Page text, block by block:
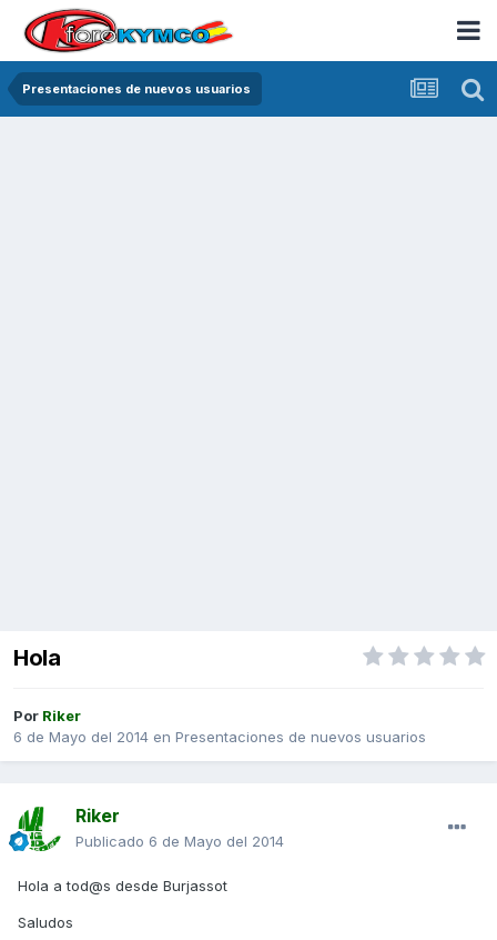
Presentaciones de nuevos usuarios
Hola
Por Riker
6 de Mayo del 2014 en Presentaciones de nuevos usuarios
Riker
Publicado 6 de Mayo del 2014
Hola a tod@s desde Burjassot
Saludos